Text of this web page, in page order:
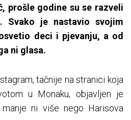
prošle godine su se razveli
Svako je nastavio svojim
deci i pjevanju, a od
ni glasa.
tačnije na stranici koja
u Monaku, objavljen je
ni više nego Harisova